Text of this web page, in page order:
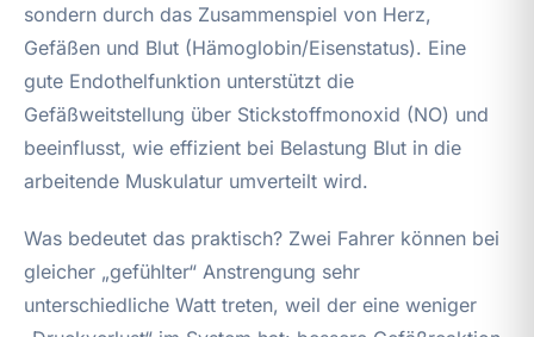
sondern durch das Zusammenspiel von Herz,
Gefäßen und Blut (Hämoglobin/Eisenstatus). Eine
gute Endothelfunktion unterstützt die
Gefäßweitstellung über Stickstoffmonoxid (NO) und
beeinflusst, wie effizient bei Belastung Blut in die
arbeitende Muskulatur umverteilt wird.
Was bedeutet das praktisch? Zwei Fahrer können bei
gleicher „gefühlter“ Anstrengung sehr
unterschiedliche Watt treten, weil der eine weniger